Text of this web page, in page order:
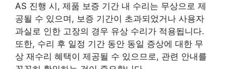
AS 진행 시, 제품 보증 기간 내 수리는 무상으로 제
공될 수 있으며, 보증 기간이 초과되었거나 사용자
과실로 인한 고장의 경우 유상 수리가 적용됩니다.
또한, 수리 후 일정 기간 동안 동일 증상에 대한 무
상 재수리 혜택이 제공될 수 있으므로, 관련 안내를